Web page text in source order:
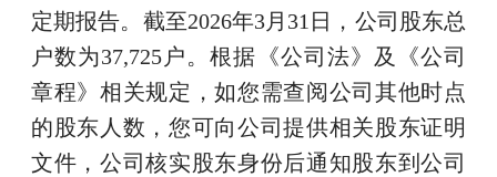
定期报告。截至2026年3月31日，公司股东总
户数为37,725户。根据《公司法》及《公司
章程》相关规定，如您需查阅公司其他时点
的股东人数，您可向公司提供相关股东证明
文件，公司核实股东身份后通知股东到公司